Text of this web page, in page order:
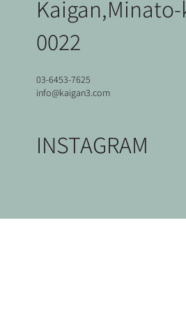
0022
03-6453-7625
info@kaigan3.com
INSTAGRAM